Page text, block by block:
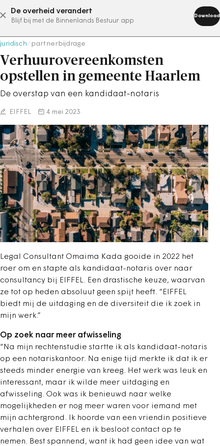
De overheid verandert
Blijf bij met de Binnenlands Bestuur app
Download
abonneer nu
juridisch partnerbijdrage
Verhuurovereenkomsten
opstellen in gemeente Haarlem
De overstap van een kandidaat-notaris
EIFFEL 4 mei 2023
Legal Consultant Omaima Kada gooide in 2022 het
roer om en stapte als kandidaat-notaris over naar
consultancy bij EIFFEL. Een drastische keuze, waarvan
ze tot op heden absoluut geen spijt heeft. “EIFFEL
biedt mij de uitdaging en de diversiteit die ik zoek in
mijn werk.”
Op zoek naar meer afwisseling
“Na mijn rechtenstudie startte ik als kandidaat-notaris
op een notariskantoor. Na enige tijd merkte ik dat ik er
steeds minder energie van kreeg. Het werk was leuk en
interessant, maar ik wilde meer uitdaging en
afwisseling. Ook was ik benieuwd naar welke
mogelijkheden er nog meer waren voor iemand met
mijn achtergrond. Ik hoorde van een vriendin positieve
verhalen over EIFFEL en ik besloot contact op te
nemen. Best spannend, want ik had geen idee van wat